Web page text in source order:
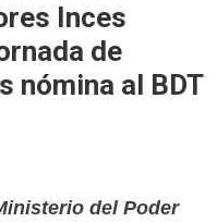
Inces
de
nómina al BDT
del Poder